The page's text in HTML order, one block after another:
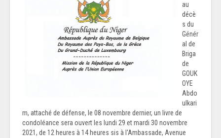
au
décè
s du
Génér
al de
Briga
de
GOUK
OYE
Abdo
ulkari
m, attaché de défense, le 08 novembre dernier, un livre de
condoléance sera ouvert les lundi 29 et mardi 30 novembre
2021, de 12 heures à 14 heures sis à l'Ambassade, Avenue